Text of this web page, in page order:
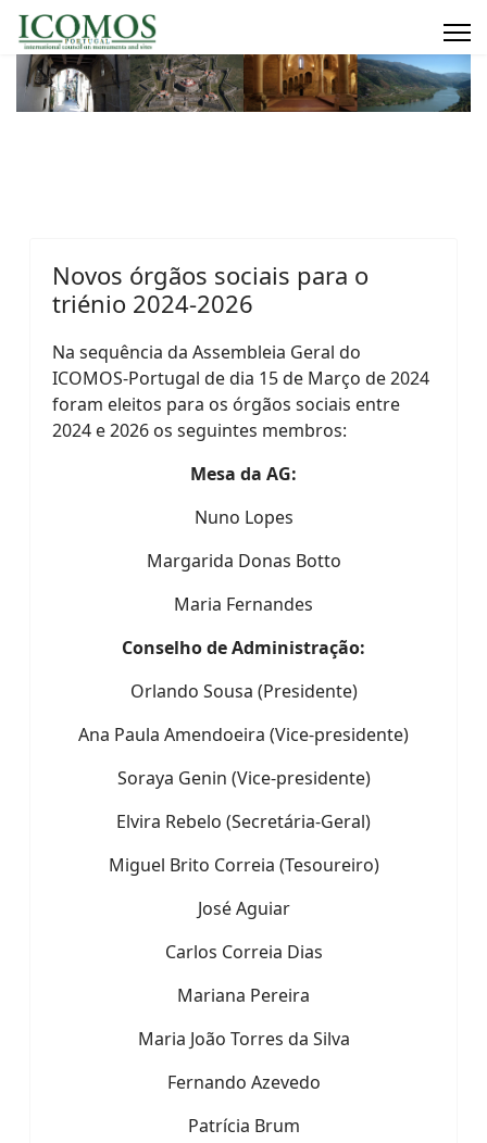
Novos órgãos sociais para o
triénio 2024-2026
Na sequência da Assembleia Geral do
ICOMOS-Portugal dedia 15 de Março de 2024
foram eleitos para os órgãos sociais entre
2024 e 2026 os seguintes membros:
Mesa da AG:
Nuno Lopes
Margarida Donas Botto
Maria Fernandes
Conselho de Administração:
Orlando Sousa (Presidente)
Ana Paula Amendoeira (Vice-presidente)
Soraya Genin (Vice-presidente)
Elvira Rebelo (Secretária-Geral)
Miguel Brito Correia (Tesoureiro)
José Aguiar
Carlos Correia Dias
Mariana Pereira
Maria João Torres da Silva
Fernando Azevedo
Patrícia Brum